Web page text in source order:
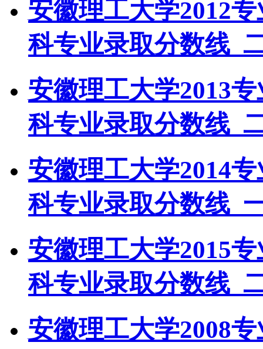
安徽理工大学2012
科专业录取分数线_
安徽理工大学2013
科专业录取分数线_
安徽理工大学2014
科专业录取分数线_
安徽理工大学2015
科专业录取分数线_
安徽理工大学2008